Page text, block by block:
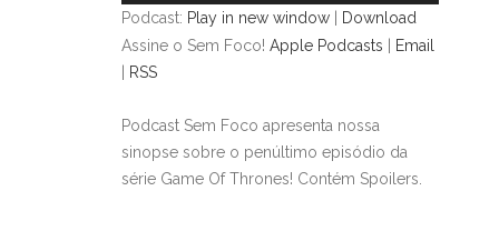
áudio
Podcast: Play in new window | Download
Assine o Sem Foco! Apple Podcasts | Email
| RSS
Podcast Sem Foco apresenta nossa
sinopse sobre o penúltimo episódio da
série Game Of Thrones! Contém Spoilers.